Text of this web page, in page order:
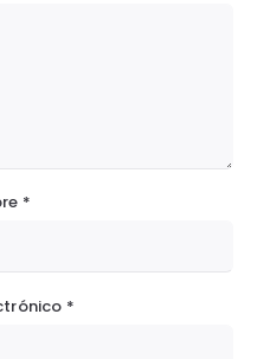
*
*